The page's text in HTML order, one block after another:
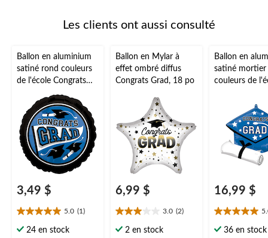
Les clients ont aussi consulté
Ballon en aluminium
satiné rond couleurs
de l'école Congrats
gonflement à l'hélium
et ruban inclus, pour
remise des diplômes
3,49 $
5.0 (1)
5.0
étoile(s)
24 en stock
Ballon en Mylar à
effet ombré diffus
Congrats Grad, 18 po
6,99 $
3.0 (2)
3.0
étoile(s)
2 en stock
Ballon en
satiné mortier
couleurs de
24 po,
l'hélium et
inclus, pour
des diplômes
16,99 $
5.0
étoile(s)
36 en stock